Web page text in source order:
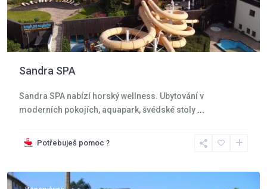
Sandra SPA
Sandra SPA nabízí horský wellness. Ubytování v
moderních pokojích, aquapark, švédské stoly ...
Potřebuješ pomoc ?
Kudowa